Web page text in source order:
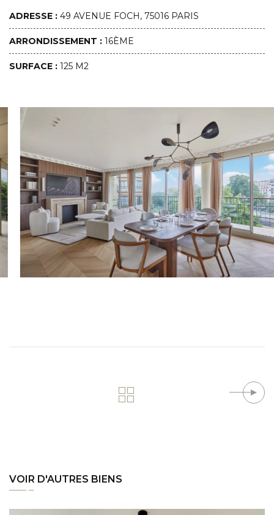
ADRESSE : 49 AVENUE FOCH, 75016 PARIS
ARRONDISSEMENT : 16ÈME
SURFACE : 125 M2
VOIR D'AUTRES BIENS